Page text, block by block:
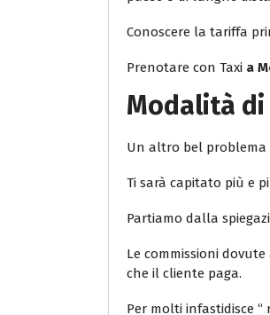
Conoscere la tariffa
Prenotare con Taxi a
Modalità di
Un altro bel
Ti sarà capitato più e
Partiamo dalla
Le commissioni
che il cliente paga.
Per molti infastidisce “